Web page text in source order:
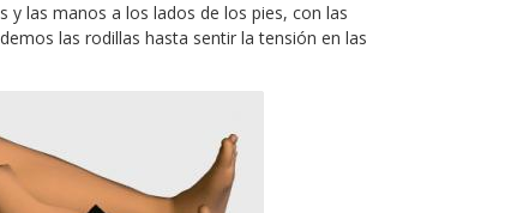
y las manos a los lados de los pies, con las
las rodillas hasta sentir la tensión en las